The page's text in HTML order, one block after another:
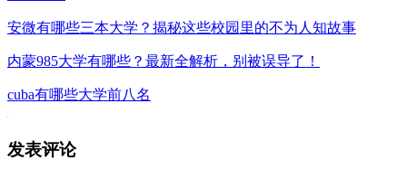
安微有哪些三本大学？揭秘这些校园里的不为人知故事
内蒙985大学有哪些？最新全解析，别被误导了！
cuba有哪些大学前八名
发表评论